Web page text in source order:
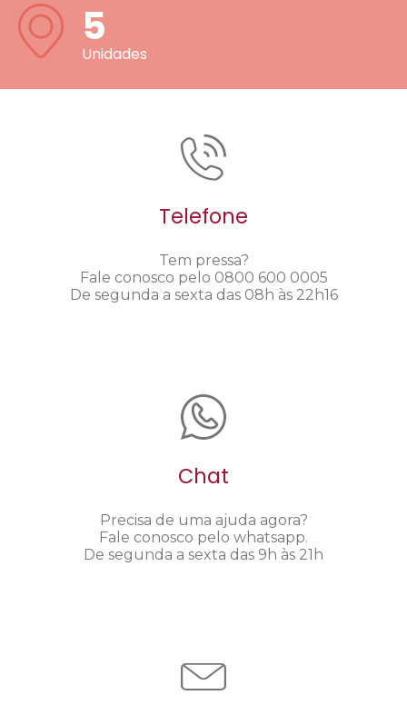
5
Unidades
Telefone
Tem pressa?
Fale conosco pelo 0800 600 0005
De segunda a sexta das 08h às 22h16
Chat
Precisa de uma ajuda agora?
Fale conosco pelo whatsapp.
De segunda a sexta das 9h às 21h